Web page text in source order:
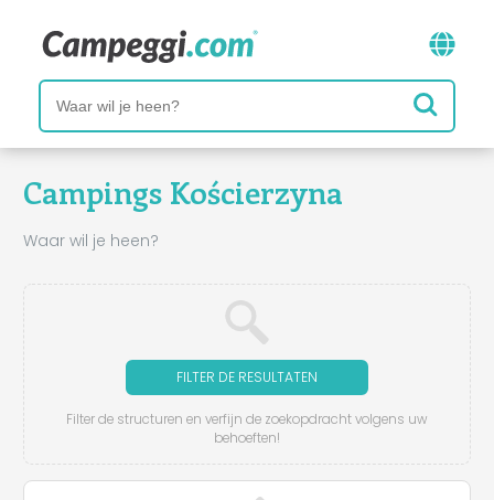
Campings Kościerzyna
Waar wil je heen?
FILTER DE RESULTATEN
Filter de structuren en verfijn de zoekopdracht volgens uw
behoeften!